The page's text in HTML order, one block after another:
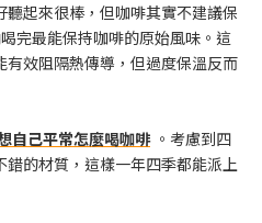
起來很棒，但咖啡其實不建議保
完最能保持咖啡的原始風味。這
效阻隔熱傳導，但過度保溫反而
自己平常怎麼喝咖啡 。考慮到四
的材質，這樣一年四季都能派上